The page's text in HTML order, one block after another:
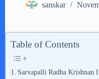
sanskar
Table of Contents
Sarvapalli Radha Krishnan